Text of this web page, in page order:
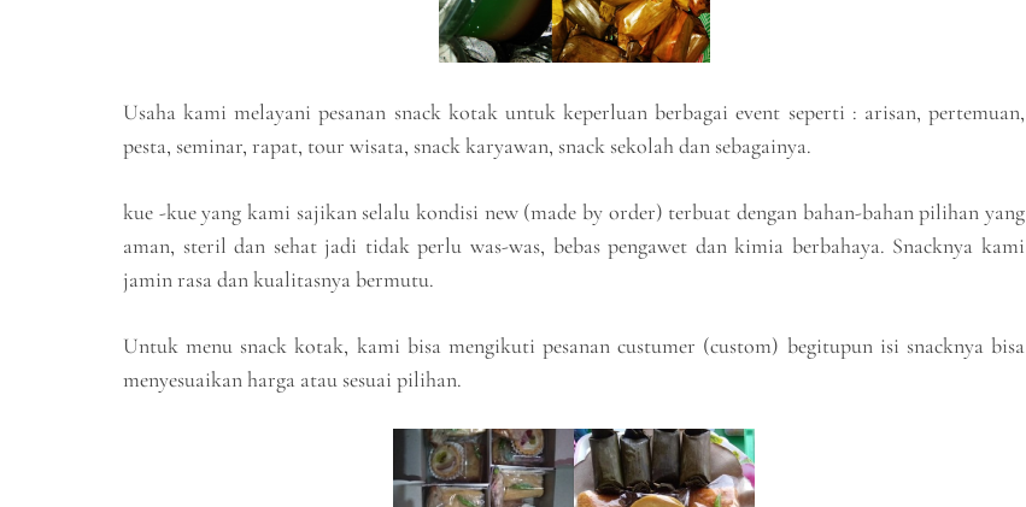
Usaha kami melayani pesanan snack kotak untuk keperluan berbagai event seperti : arisan, pertemuan,
pesta, seminar, rapat, tour wisata, snack karyawan, snack sekolah dan sebagainya.
kue -kue yang kami sajikan selalu kondisi new (made by order) terbuat dengan bahan-bahan pilihan yang
aman, steril dan sehat jadi tidak perlu was-was, bebas pengawet dan kimia berbahaya. Snacknya kami
jamin rasa dan kualitasnya bermutu.
Untuk menu snack kotak, kami bisa mengikuti pesanan custumer (custom) begitupun isi snacknya bisa
menyesuaikan harga atau sesuai pilihan.